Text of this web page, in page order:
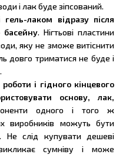
і лак буде зіпсований.
гель-лаком відразу після
. Нігтьові пластини
яку не зможе витіснити
довго триматися не буде і
і гідного кінцевого
основу, лак,
одного і того ж
виробників можуть бути
Не слід купувати дешеві
сумніву і може